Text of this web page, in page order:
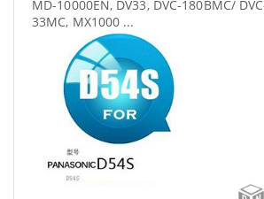
MD-10000EN, DV33, DVC-180BMC/
33MC, MX1000 ...